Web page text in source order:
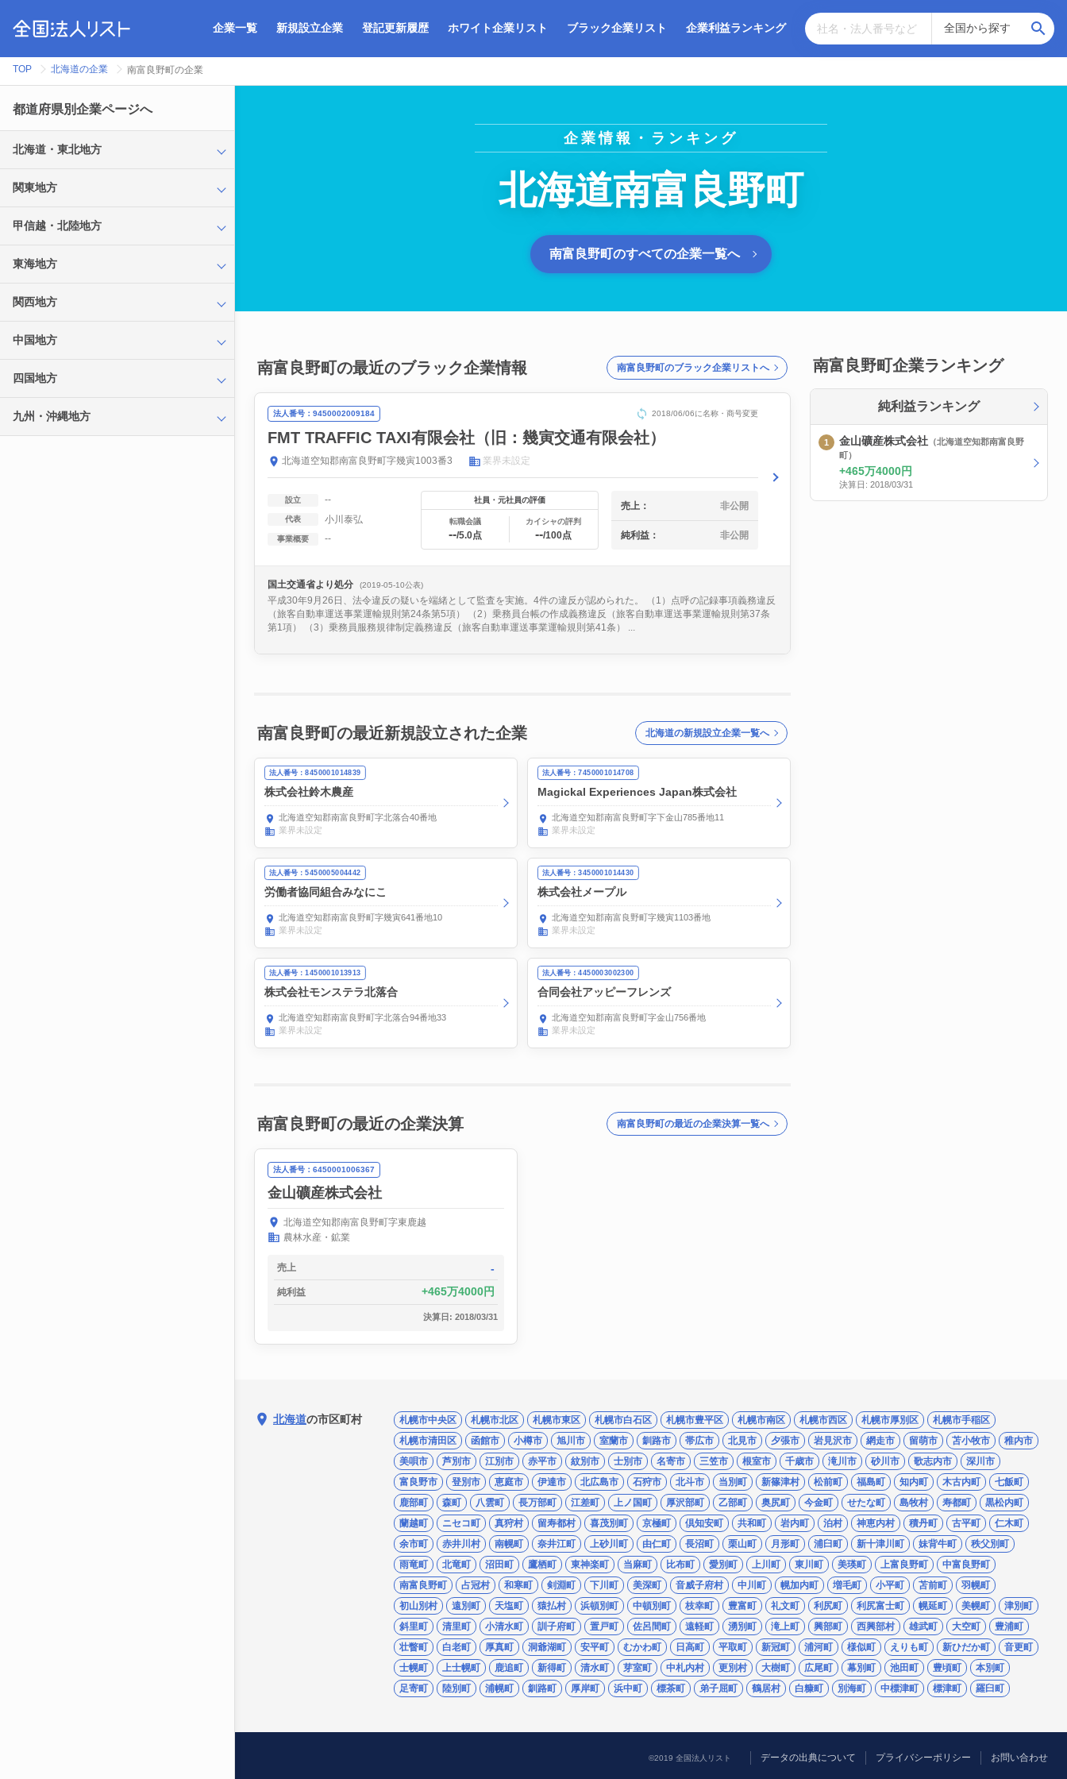
企業一覧 新規設立企業 登記更新履歴 ホワイト企業リスト ブラック企業リスト 企業利益ランキング
TOP 北海道の企業 南富良野町の企業
都道府県別企業ページへ
北海道・東北地方
関東地方
甲信越・北陸地方
東海地方
関西地方
中国地方
四国地方
九州・沖縄地方
企業情報・ランキング
北海道南富良野町
南富良野町のすべての企業一覧へ
南富良野町の最近のブラック企業情報 南富良野町のブラック企業リストへ
法人番号：9450002009184 2018/06/06に名称・商号変更
FMT TRAFFIC TAXI有限会社（旧：幾寅交通有限会社）
北海道空知郡南富良野町字幾寅1003番3 業界未設定
設立 --
代表 小川泰弘
事業概要 --
社員・元社員の評価
転職会議
--/5.0点
カイシャの評判
--/100点
売上： 非公開
純利益： 非公開
国土交通省より処分 (2019-05-10公表)
平成30年9月26日、法令違反の疑いを端緒として監査を実施。4件の違反が認められた。 （1）点呼の記録事項義務違反
（旅客自動車運送事業運輸規則第24条第5項） （2）乗務員台帳の作成義務違反（旅客自動車運送事業運輸規則第37条
第1項） （3）乗務員服務規律制定義務違反（旅客自動車運送事業運輸規則第41条） ...
南富良野町の最近新規設立された企業 北海道の新規設立企業一覧へ
法人番号：8450001014839
株式会社鈴木農産
北海道空知郡南富良野町字北落合40番地
業界未設定
法人番号：7450001014708
Magickal Experiences Japan株式会社
北海道空知郡南富良野町字下金山785番地11
業界未設定
法人番号：5450005004442
労働者協同組合みなにこ
北海道空知郡南富良野町字幾寅641番地10
業界未設定
法人番号：3450001014430
株式会社メープル
北海道空知郡南富良野町字幾寅1103番地
業界未設定
法人番号：1450001013913
株式会社モンステラ北落合
北海道空知郡南富良野町字北落合94番地33
業界未設定
法人番号：4450003002300
合同会社アッピーフレンズ
北海道空知郡南富良野町字金山756番地
業界未設定
南富良野町の最近の企業決算 南富良野町の最近の企業決算一覧へ
法人番号：6450001006367
金山礦産株式会社
北海道空知郡南富良野町字東鹿越
農林水産・鉱業
売上 -
純利益 465万4000円
決算日: 2018/03/31
南富良野町企業ランキング
純利益ランキング
金山礦産株式会社 （北海道空知郡南富良野
町）
465万4000円
決算日: 2018/03/31
北海道の市区町村 札幌市中央区 札幌市北区 札幌市東区 札幌市白石区 札幌市豊平区 札幌市南区 札幌市西区 札幌市厚別区
札幌市手稲区
札幌市清田区
函館市 小樽市 旭川市 室蘭市 釧路市 帯広市 北見市 夕張市 岩見沢市 網走市 留萌市 苫小牧市
稚内市
美唄市
芦別市 江別市 赤平市 紋別市 士別市 名寄市 三笠市 根室市 千歳市 滝川市 砂川市 歌志内市
深川市
富良野市
登別市 恵庭市 伊達市 北広島市 石狩市 北斗市 当別町 新篠津村 松前町 福島町 知内町 木古内町
七飯町
鹿部町
森町 八雲町 長万部町 江差町 上ノ国町 厚沢部町 乙部町 奥尻町 今金町 せたな町 島牧村 寿都町
黒松内町
蘭越町
ニセコ町 真狩村 留寿都村 喜茂別町 京極町 倶知安町 共和町 岩内町 泊村 神恵内村 積丹町 古平町
仁木町
余市町
赤井川村 南幌町 奈井江町 上砂川町 由仁町 長沼町 栗山町 月形町 浦臼町 新十津川町 妹背牛町
秩父別町
雨竜町
北竜町 沼田町 鷹栖町 東神楽町 当麻町 比布町 愛別町 上川町 東川町 美瑛町 上富良野町
中富良野町
南富良野町
占冠村 和寒町 剣淵町 下川町 美深町 音威子府村 中川町 幌加内町 増毛町 小平町 苫前町
羽幌町
初山別村
遠別町 天塩町 猿払村 浜頓別町 中頓別町 枝幸町 豊富町 礼文町 利尻町 利尻富士町 幌延町 美幌町
津別町
斜里町
清里町 小清水町 訓子府町 置戸町 佐呂間町 遠軽町 湧別町 滝上町 興部町 西興部村 雄武町 大空町
豊浦町
壮瞥町
白老町 厚真町 洞爺湖町 安平町 むかわ町 日高町 平取町 新冠町 浦河町 様似町 えりも町 新ひだか町
音更町
士幌町
上士幌町 鹿追町 新得町 清水町 芽室町 中札内村 更別村 大樹町 広尾町 幕別町 池田町 豊頃町
本別町
足寄町
陸別町 浦幌町 釧路町 厚岸町 浜中町 標茶町 弟子屈町 鶴居村 白糠町 別海町 中標津町 標津町 羅臼町
©2019 全国法人リスト データの出典について プライバシーポリシー お問い合わせ